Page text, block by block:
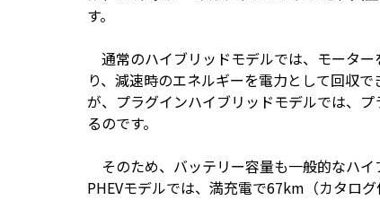
す。
通常のハイブリッドモデルでは、モータ
り、減速時のエネルギーを電力として回収
が、プラグインハイブリッドモデルでは、
るのです。
そのため、バッテリー容量も一般的なハ
PHEVモデルでは、満充電で67km（カタログ